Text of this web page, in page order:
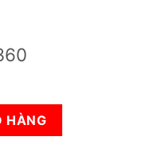
HÀNG